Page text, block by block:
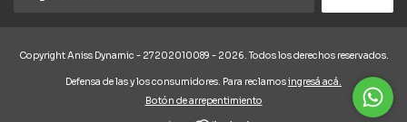
Copyright Aniss Dynamic - 27202010089 - 2026. Todos los derechos reservados.
Defensa de las y los consumidores. Para reclamosingresá acá.
Botón de arrepentimiento